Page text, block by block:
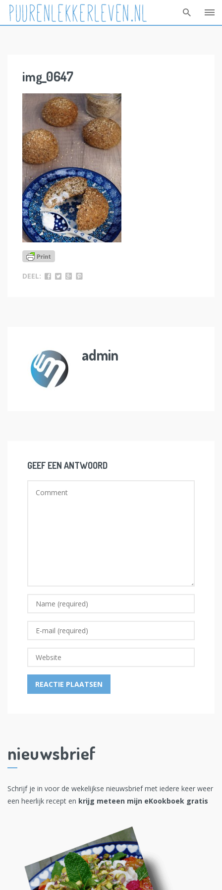
img_0647
DEEL:
admin
GEEF EEN ANTWOORD
nieuwsbrief
Schrijf je in voor de wekelijkse nieuwsbrief met iedere keer weer
een heerlijk recept en krijg meteen mijn eKookboek gratis